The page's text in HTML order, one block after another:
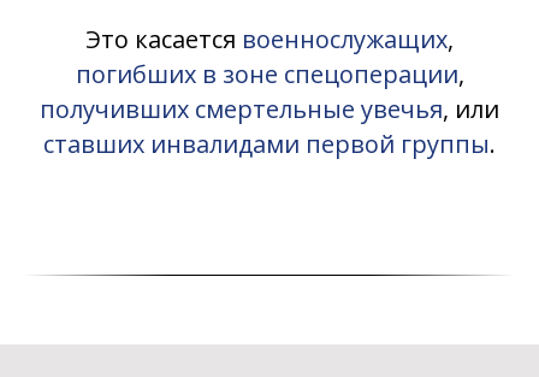
Это касается военнослужащих,
погибших в зоне спецоперации,
получивших смертельные увечья, или
ставших инвалидами первой группы.